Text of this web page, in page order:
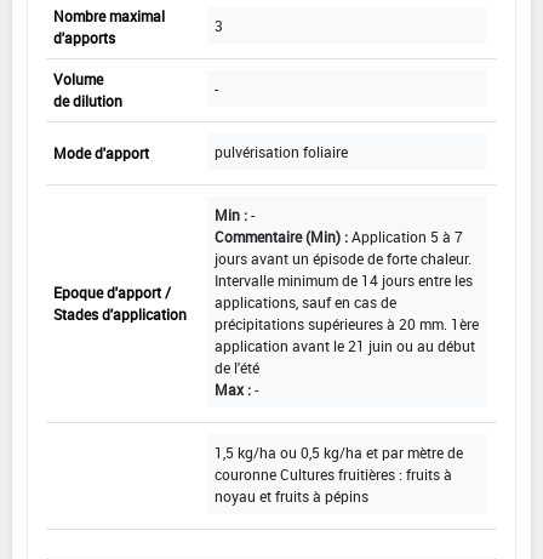
Nombre maximal
d'apports
3
Volume
de dilution
-
Mode d'apport pulvérisation foliaire
Epoque d'apport /
Stades d'application
Min :-
Commentaire (Min) :Application 5 à 7
jours avant un épisode de forte chaleur.
Intervalle minimum de 14 jours entre les
applications, sauf en cas de
précipitations supérieures à 20 mm. 1ère
application avant le 21 juin ou au début
de l'été
Max :-
1,5 kg/ha ou 0,5 kg/ha et par mètre de
couronne Cultures fruitières : fruits à
noyau et fruits à pépins